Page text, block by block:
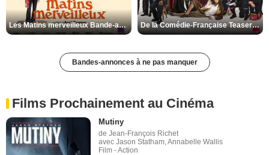
Les Matins merveilleux Bande-annonce VF De la Comédie-Française Teaser VF
Bandes-annonces à ne pas manquer
Films Prochainement au Cinéma
Mutiny
de Jean-François Richet
avec Jason Statham, Annabelle Wallis
Film - Action